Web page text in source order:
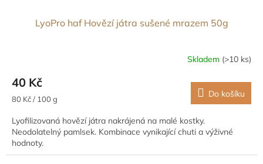
LyoPro haf Hovězí játra sušené mrazem 50g
Skladem (>10 ks)
40 Kč
Měrná
80 Kč / 100 g Do košíku
Lyofilizovaná hovězí játra nakrájená na malé kostky.
Neodolatelný pamlsek. Kombinace vynikající chuti a výživné
hodnoty.